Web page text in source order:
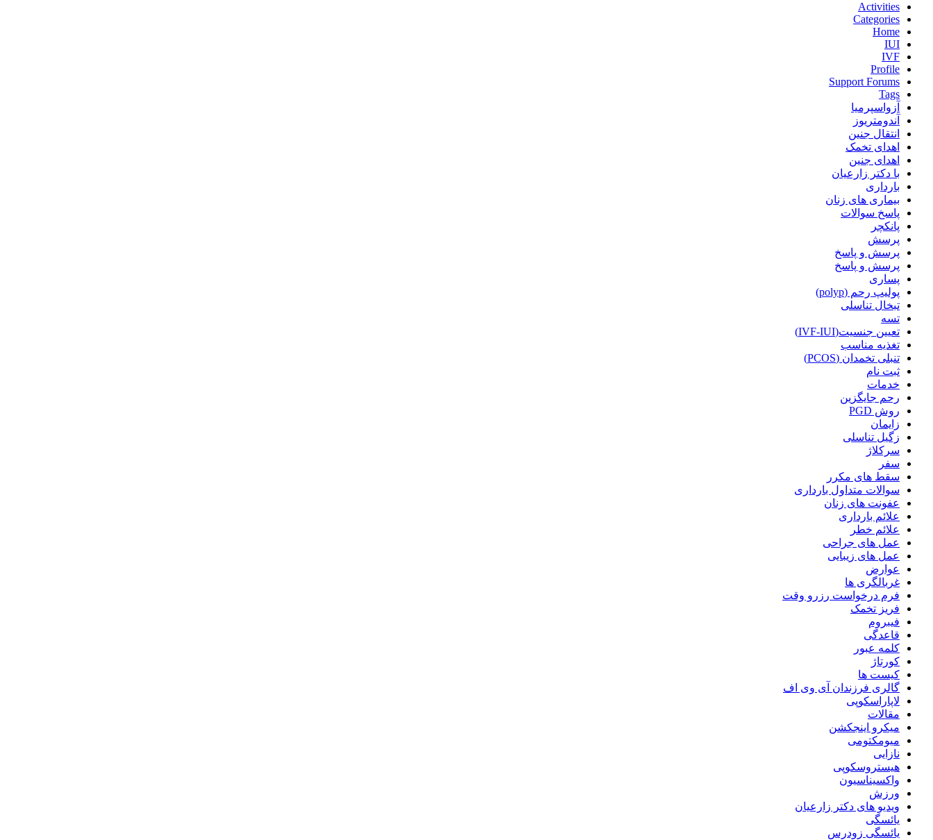
Activities
Categories
Home
IUI
IVF
Profile
Support Forums
Tags
آزواسپرمیا
آندومتریوز
انتقال جنین
اهدای تخمک
اهدای جنین
با دکتر زارعیان
بارداری
بیماری های زنان
پاسخ سوالات
پانکچر
پرسش
پرسش و پاسخ
پرسش و پاسخ
پساری
پولیپ رحم (polyp)
تبخال تناسلی
تسه
تعیین جنسیت(IVF-IUI)
تغذیه مناسب
تنبلی تخمدان (PCOS)
ثبت نام
خدمات
رحم جایگزین
روش PGD
زایمان
زگیل تناسلی
سرکلاژ
سفر
سقط های مکرر
سوالات متداول بارداری
عفونت های زنان
علائم بارداری
علائم خطر
عمل های جراحی
عمل های زیبایی
عوارض
غربالگری ها
فرم درخواست رزرو وقت
فریز تخمک
فیبروم
قاعدگی
کلمه عبور
کورتاژ
کیست ها
گالری فرزندان آی وی اف
لاپاراسکوپی
مقالات
میکرو اینجکشن
میومکتومی
نازایی
هیستروسکوپی
واکسیناسیون
ورزش
ویدیو های دکتر زارعیان
یائسگی
یائسگی زودرس